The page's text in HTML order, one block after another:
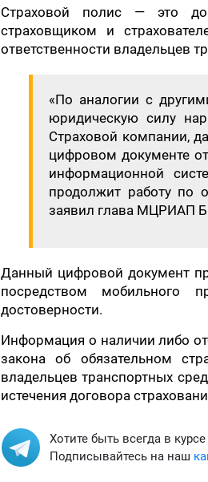
Страховой полис — это
страховщиком и
ответственности владельцев
«По аналогии с
юридическую силу
Страховой компании,
цифровом документе
информационной
продолжит работу по
заявил глава МЦРИАП
Данный цифровой документ
посредством мобильного
достоверности.
Информация о наличии либо
закона об обязательном
владельцев транспортных
истечения договора
Хотите быть всегда в
Подписывайтесь на наш